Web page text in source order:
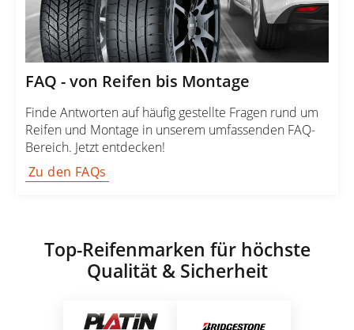
FAQ - von Reifen bis Montage
Finde Antworten auf häufig gestellte Fragen rund um
Reifen und Montage in unserem umfassenden FAQ-
Bereich. Jetzt entdecken!
Zu den FAQs
Top-Reifenmarken für höchste
Qualität & Sicherheit